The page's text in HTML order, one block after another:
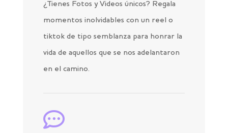
¿Tienes Fotos y Videos únicos? Regala
momentos inolvidables con un reel o
tiktok de tipo semblanza para honrar la
vida de aquellos que se nos adelantaron
en el camino.
